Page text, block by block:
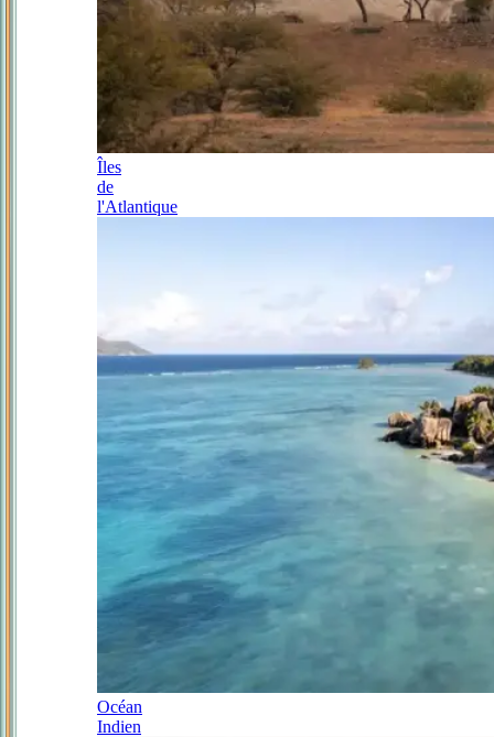
Îles
de
l'Atlantique
Océan
Indien